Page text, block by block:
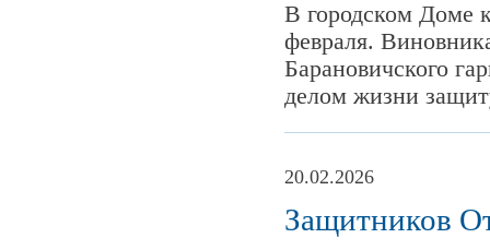
В городском Доме
февраля.
Барановичского
делом жизни
20.02.2026
Защитников